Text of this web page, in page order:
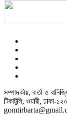
সম্পাদকীয়, বার্তা ও
টিকাটুলি, ওয়ারী,